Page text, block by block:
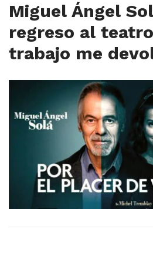
Miguel Ángel
regreso al
trabajo me